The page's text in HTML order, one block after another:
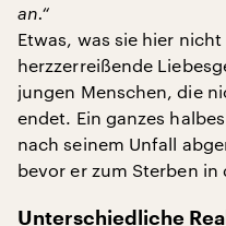
an.“
Etwas, was sie hier
herzzerreißende
jungen Menschen, die
endet. Ein ganzes
nach seinem Unfall
bevor er zum Sterben
Unterschiedliche